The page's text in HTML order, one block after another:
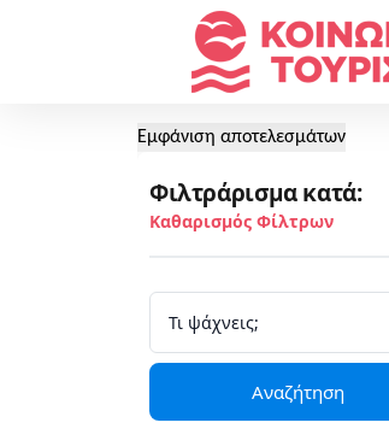
Εμφάνιση αποτελεσμάτων
Φιλτράρισμα κατά:
Καθαρισμός Φίλτρων
Αναζήτηση